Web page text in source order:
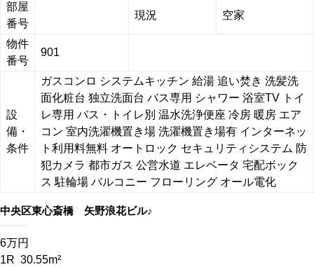
部屋
番号
現況 空家
物件
番号
901
設
備・
条件
ガスコンロ システムキッチン 給湯 追い焚き 洗髪洗
面化粧台 独立洗面台 バス専用 シャワー 浴室TV トイ
レ専用 バス・トイレ別 温水洗浄便座 冷房 暖房 エア
コン 室内洗濯機置き場 洗濯機置き場有 インターネッ
ト利用料無料 オートロック セキュリティシステム 防
犯カメラ 都市ガス 公営水道 エレベータ 宅配ボック
ス 駐輪場 バルコニー フローリング オール電化
中央区東心斎橋 矢野浪花ビル♪
6万円
1R 30.55m²